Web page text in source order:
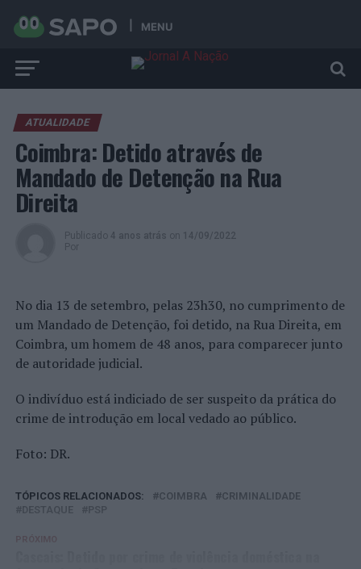
MENU
ATUALIDADE
Coimbra: Detido através de
Mandado de Detenção na Rua
Direita
Publicado 4 anos atrás on 14/09/2022
Por
No dia 13 de setembro, pelas 23h30, no cumprimento de
um Mandado de Detenção, foi detido, na Rua Direita, em
Coimbra, um homem de 48 anos, para comparecer junto
de autoridade judicial.
O indivíduo está indiciado de ser suspeito da prática do
crime de introdução em local vedado ao público.
Foto: DR.
TÓPICOS RELACIONADOS: COIMBRA
CRIMINALIDADE
DESTAQUE
PSP